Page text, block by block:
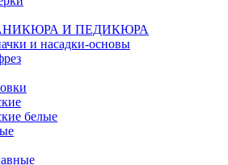
И ПЕДИКЮРА
и насадки-основы
белые